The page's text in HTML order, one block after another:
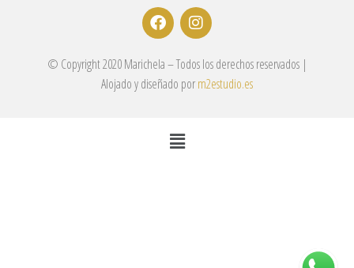
© Copyright 2020 Marichela – Todos los derechos reservados |
Alojado y diseñado porm2estudio.es